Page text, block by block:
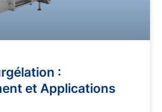
:
et Applications